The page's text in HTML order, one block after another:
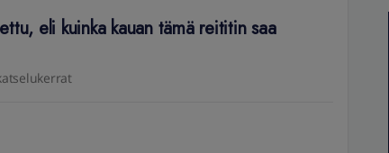
eli kuinka kauan tämä reititin saa